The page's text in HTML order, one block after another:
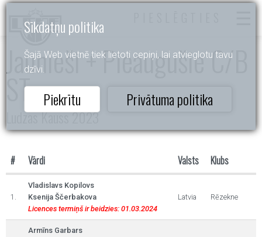
Sīkdatņu politika
Šajā Web vietnē tiek lietoti cepiņi, lai atvieglotu tavu
dzīvi.
Piekrītu Privātuma politika
Jaunieši + Pieaugušie C/B
ST
Ludzas Kauss 2023
# Vārdi Valsts Klubs
1.
Vladislavs Kopilovs
Ksenija Ščerbakova
Licences termiņš ir beidzies: 01.03.2024
Latvia Rēzekne
Armīns Garbars